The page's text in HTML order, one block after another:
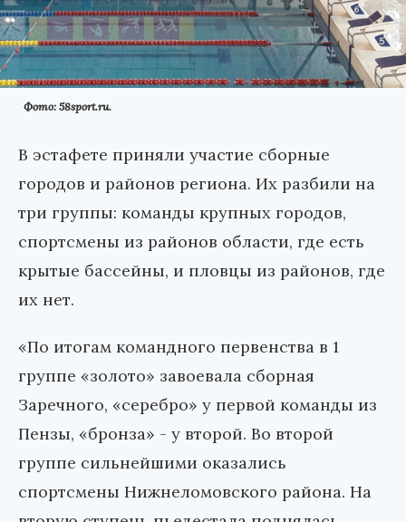
Фото: 58sport.ru.
В эстафете приняли участие сборные
городов и районов региона. Их разбили на
три группы: команды крупных городов,
спортсмены из районов области, где есть
крытые бассейны, и пловцы из районов, где
их нет.
«По итогам командного первенства в 1
группе «золото» завоевала сборная
Заречного, «серебро» у первой команды из
Пензы, «бронза» - у второй. Во второй
группе сильнейшими оказались
спортсмены Нижнеломовского района. На